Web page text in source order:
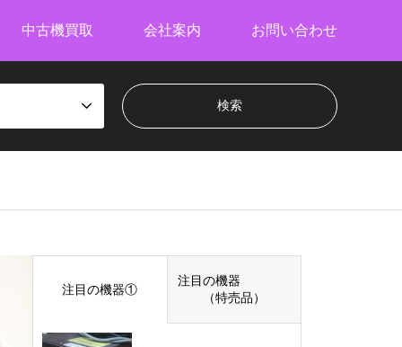
中古機買取 会社案内 お問い合わせ
注目の機器①
注目の機器
（特売品）